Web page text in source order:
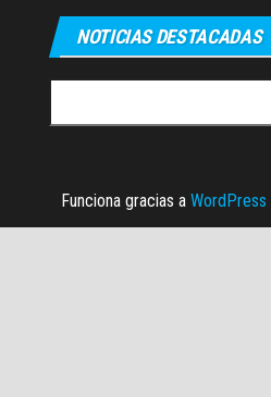
NOTICIAS DESTACADAS
Funciona gracias a WordPress